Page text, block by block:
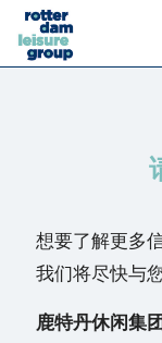
想要了解更多
我们将尽快与
鹿特丹休闲集团